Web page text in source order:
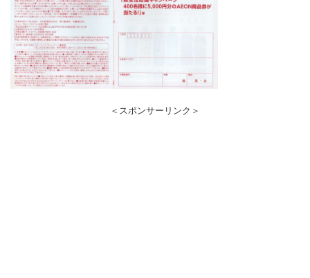
＜スポンサーリンク＞